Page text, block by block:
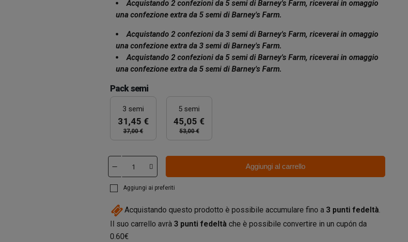
Acquistando 2 confezioni da 5 semi di Barney's Farm, riceverai in omaggio
una confezione extra da 5 semi di Barney's Farm.
Acquistando 2 confezioni da 3 semi di Barney's Farm, riceverai in omaggio
una confezione extra da 3 semi di Barney's Farm.
Acquistando 2 confezioni da 5 semi di Barney's Farm, riceverai in omaggio
una confezione extra da 5 semi di Barney's Farm.
Pack semi
3 semi
31,45 €
37,00 €
5 semi
45,05 €
53,00 €
Aggiungi al carrello
Aggiungi ai preferiti
Acquistando questo prodotto è possibile accumulare fino a 3 punti fedeltà.
Il suo carrello avrà 3 punti fedeltà che è possibile convertire in un cupón da
0.60€